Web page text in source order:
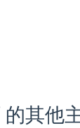
的其他